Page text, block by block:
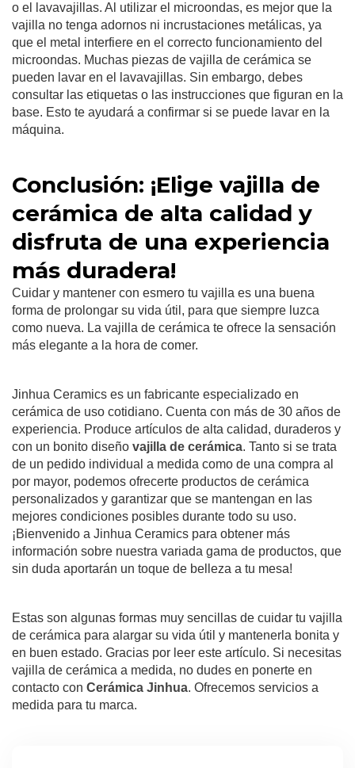
o el lavavajillas. Al utilizar el microondas, es mejor que la
vajilla no tenga adornos ni incrustaciones metálicas, ya
que el metal interfiere en el correcto funcionamiento del
microondas. Muchas piezas de vajilla de cerámica se
pueden lavar en el lavavajillas. Sin embargo, debes
consultar las etiquetas o las instrucciones que figuran en la
base. Esto te ayudará a confirmar si se puede lavar en la
máquina.
Conclusión: ¡Elige vajilla de
cerámica de alta calidad y
disfruta de una experiencia
más duradera!
Cuidar y mantener con esmero tu vajilla es una buena
forma de prolongar su vida útil, para que siempre luzca
como nueva. La vajilla de cerámica te ofrece la sensación
más elegante a la hora de comer.
Jinhua Ceramics es un fabricante especializado en
cerámica de uso cotidiano. Cuenta con más de 30 años de
experiencia. Produce artículos de alta calidad, duraderos y
con un bonito diseño vajilla de cerámica. Tanto si se trata
de un pedido individual a medida como de una compra al
por mayor, podemos ofrecerte productos de cerámica
personalizados y garantizar que se mantengan en las
mejores condiciones posibles durante todo su uso.
¡Bienvenido a Jinhua Ceramics para obtener más
información sobre nuestra variada gama de productos, que
sin duda aportarán un toque de belleza a tu mesa!
Estas son algunas formas muy sencillas de cuidar tu vajilla
de cerámica para alargar su vida útil y mantenerla bonita y
en buen estado. Gracias por leer este artículo. Si necesitas
vajilla de cerámica a medida, no dudes en ponerte en
contacto con Cerámica Jinhua. Ofrecemos servicios a
medida para tu marca.